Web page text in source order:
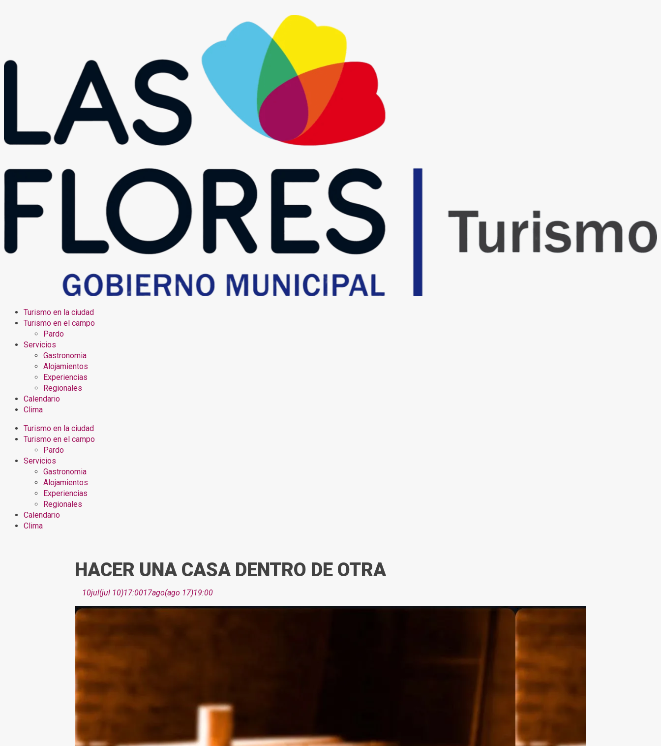
Turismo en la ciudad
Turismo en el campo
Pardo
Servicios
Gastronomia
Alojamientos
Experiencias
Regionales
Calendario
Clima
Turismo en la ciudad
Turismo en el campo
Pardo
Servicios
Gastronomia
Alojamientos
Experiencias
Regionales
Calendario
Clima
HACER UNA CASA DENTRO DE OTRA
10jul(jul 10)17:0017ago(ago 17)19:00